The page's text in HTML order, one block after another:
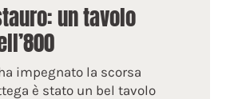
un tavolo
impegnato la scorsa
è stato un bel tavolo